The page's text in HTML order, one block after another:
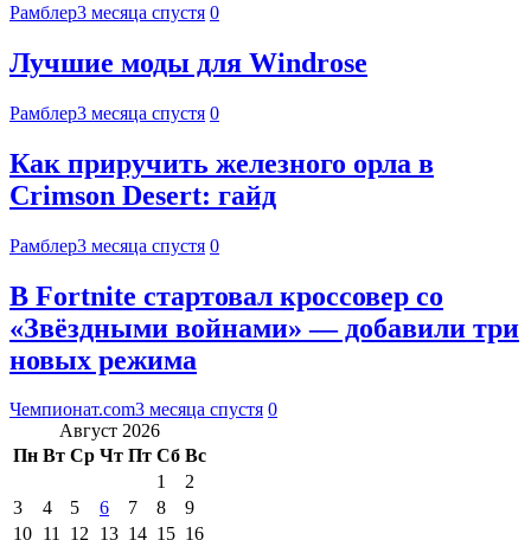
Рамблер3 месяца спустя 0
Лучшие моды для Windrose
Рамблер3 месяца спустя 0
Как приручить железного орла в
Crimson Desert: гайд
Рамблер3 месяца спустя 0
В Fortnite стартовал кроссовер со
«Звёздными войнами» — добавили три
новых режима
Чемпионат.com3 месяца спустя 0
Август 2026
Пн Вт Ср Чт Пт Сб Вс
1
2
3
4 5 6 7 8
9
10 11 12 13 14 15 16